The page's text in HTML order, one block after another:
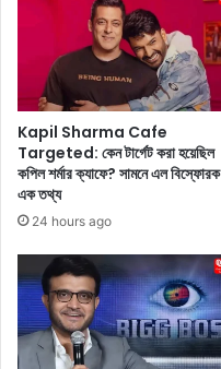
লে
ধ
র
লে
ন
র
ম
ন্না
ঙে
র
রো
ক
সা
ন্দা
ড্রে
প
র
Kapil Sharma Cafe
Targeted: কেন টার্গেট করা হয়েছিল
কপিল শর্মার ক্যাফে? সামনে এল বিস্ফোরক
এক তথ্য
24 hours ago